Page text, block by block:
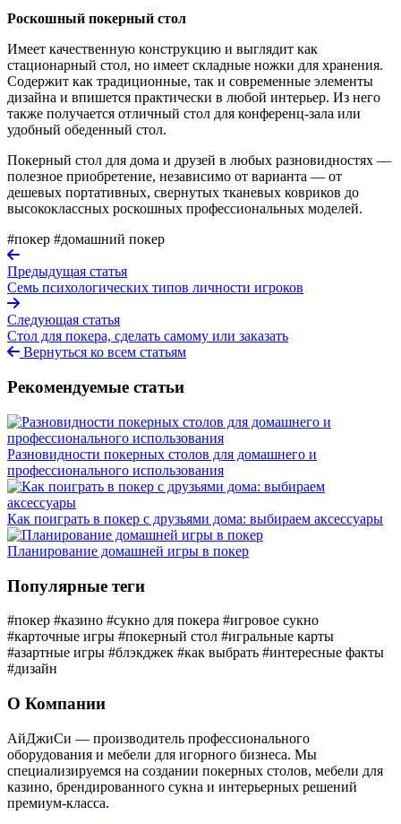
Роскошный покерный стол
Имеет качественную конструкцию и выглядит как
стационарный стол, но имеет складные ножки для хранения.
Содержит как традиционные, так и современные элементы
дизайна и впишется практически в любой интерьер. Из него
также получается отличный стол для конференц-зала или
удобный обеденный стол.
Покерный стол для дома и друзей в любых разновидностях —
полезное приобретение, независимо от варианта — от
дешевых портативных, свернутых тканевых ковриков до
высококлассных роскошных профессиональных моделей.
#покер #домашний покер
Предыдущая статья
Семь психологических типов личности игроков
Следующая статья
Стол для покера, сделать самому или заказать
Вернуться ко всем статьям
Рекомендуемые статьи
Разновидности покерных столов для домашнего и
профессионального использования
Как поиграть в покер с друзьями дома: выбираем аксессуары
Планирование домашней игры в покер
Популярные теги
#покер #казино #сукно для покера #игровое сукно
#карточные игры #покерный стол #игральные карты
#азартные игры #блэкджек #как выбрать #интересные факты
#дизайн
О Компании
АйДжиСи — производитель профессионального
оборудования и мебели для игорного бизнеса. Мы
специализируемся на создании покерных столов, мебели для
казино, брендированного сукна и интерьерных решений
премиум-класса.